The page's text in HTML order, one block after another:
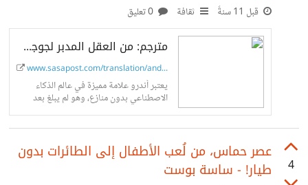
قبل 11 سنةً ثقافة
مترجم: من العقل المدبر لجوجل ومؤسس كورسيرا: عن الحياة، والنجاح، والإبداع - ساسة بوست
www.sasapost.com/translation/andr...
يعتبر أندرو علامة مميزة في عالم الذكاء
الاصطناعي بدون منازع، وهو لم يبلغ بعد
4
عصر حماس، من لُعب الأطفال إلى الطائرات بدون
طيار! - ساسة بوست